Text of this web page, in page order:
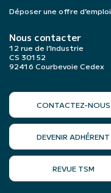
Déposer une offre d’emploi
Nous contacter
12 rue de l’Industrie
CS 30152
92416 Courbevoie Cedex
CONTACTEZ-NOUS
DEVENIR ADHÉRENT
REVUE TSM